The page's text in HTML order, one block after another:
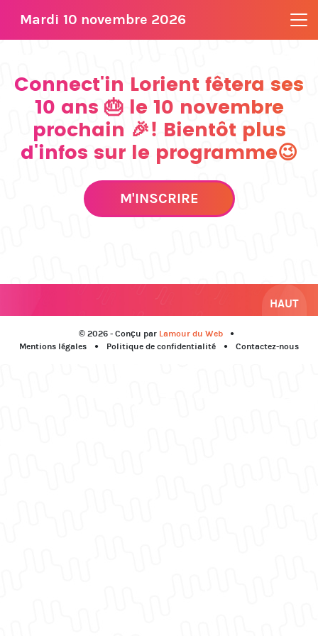
Mardi 10 novembre 2026
Connect'in Lorient fêtera ses
10 ans 🎂 le 10 novembre
prochain 🎉! Bientôt plus
d'infos sur le programme😉
M'INSCRIRE
HAUT
© 2026 - Conçu par Lamour du Web
Mentions légales
Politique de confidentialité Contactez-nous